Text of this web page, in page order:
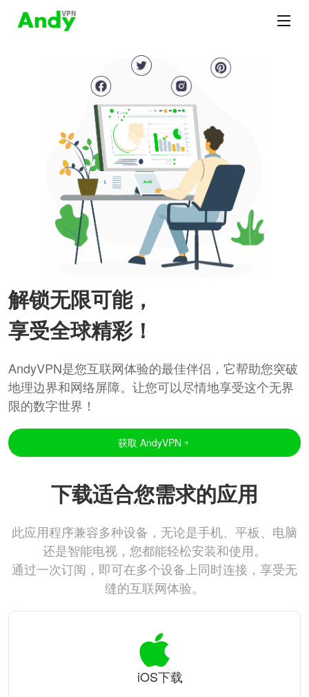
解锁无限可能，
享受全球精彩！
AndyVPN是您互联网体验的最佳伴侣，它帮助您突破
地理边界和网络屏障。让您可以尽情地享受这个无界
限的数字世界！
获取 AndyVPN
下载适合您需求的应用
此应用程序兼容多种设备，无论是手机、平板、电脑
还是智能电视，您都能轻松安装和使用。
通过一次订阅，即可在多个设备上同时连接，享受无
缝的互联网体验。
iOS下载